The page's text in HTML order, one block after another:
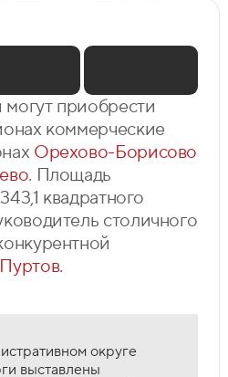
приобрести
коммерческие
Орехово-Борисово
. Площадь
квадратного
столичного
.
округе
выставлены